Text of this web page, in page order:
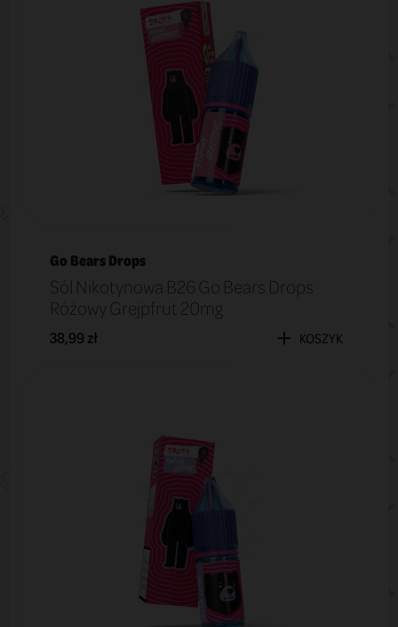
Go Bears Drops
Sól Nikotynowa B26 Go Bears Drops
Różowy Grejpfrut 20mg
38,99 zł KOSZYK